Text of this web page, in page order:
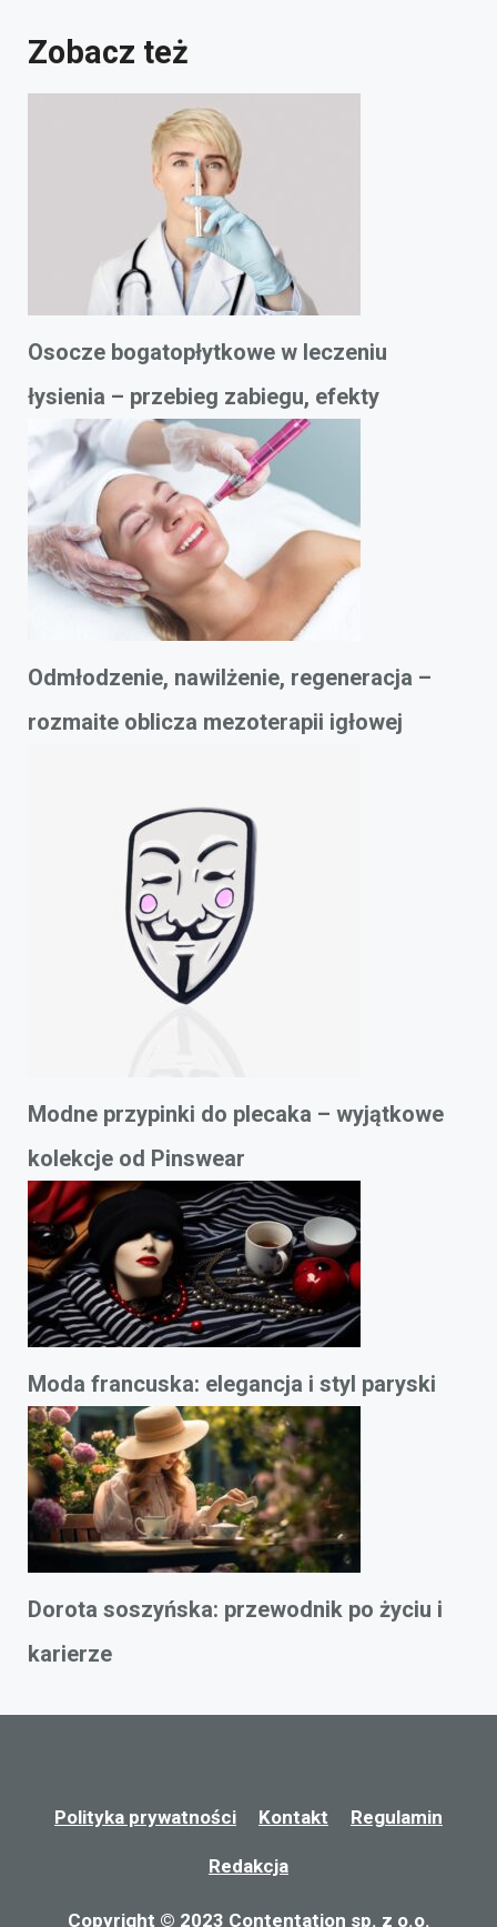
Zobacz też
Osocze bogatopłytkowe w leczeniu
łysienia – przebieg zabiegu, efekty
Odmłodzenie, nawilżenie, regeneracja –
rozmaite oblicza mezoterapii igłowej
Modne przypinki do plecaka – wyjątkowe
kolekcje od Pinswear
Moda francuska: elegancja i styl paryski
Dorota soszyńska: przewodnik po życiu i
karierze
Polityka prywatności Kontakt Regulamin
Redakcja
Copyright © 2023 Contentation sp. z o.o.